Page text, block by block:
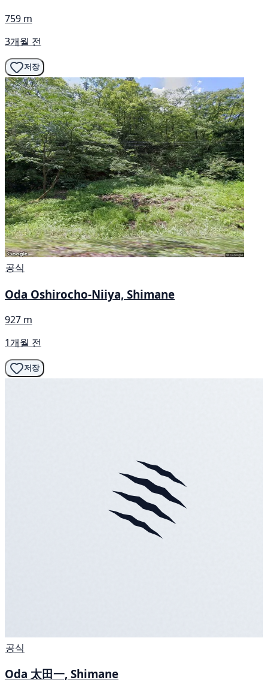
759 m
3개월 전
저장
공식
Oda Oshirocho-Niiya, Shimane
927 m
1개월 전
저장
공식
Oda 太田一, Shimane